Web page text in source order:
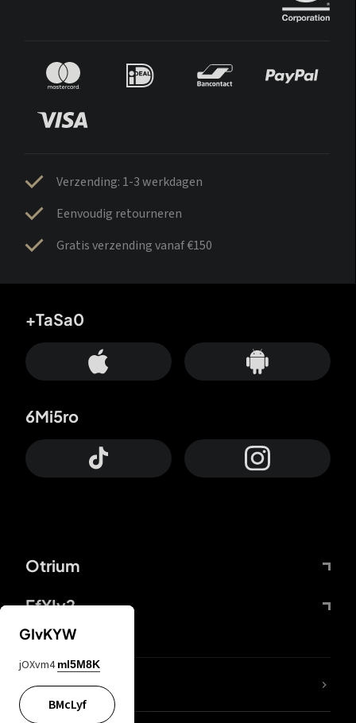
Verzending: 1-3 werkdagen
Eenvoudig retourneren
Gratis verzending vanaf €150
Otrium
FfYIy2
+TaSa0
6Mi5ro
KIjvtr
GIvKYW
jOXvm4 mI5M8K
BMcLyf